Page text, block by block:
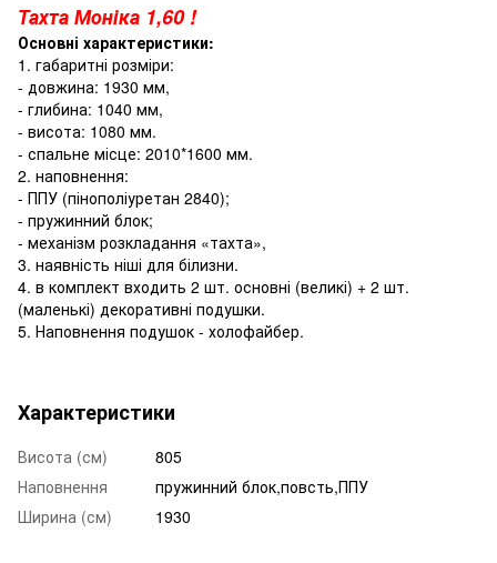
Тахта Моніка 1,60 !
Основні характеристики:
1. габаритні розміри:
- довжина: 1930 мм,
- глибина: 1040 мм,
- висота: 1080 мм.
- спальне місце: 2010*1600 мм.
2. наповнення:
- ППУ (пінополіуретан 2840);
- пружинний блок;
- механізм розкладання «тахта»,
3. наявність ніші для білизни.
4. в комплект входить 2 шт. основні (великі) + 2 шт.
(маленькі) декоративні подушки.
5. Наповнення подушок - холофайбер.
Характеристики
Висота (см)
805
Наповнення
пружинний блок,повсть,ППУ
Ширина (см)
1930